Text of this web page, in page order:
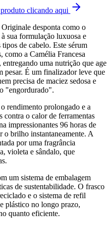
clicando aqui
desponta como o
sua formulação luxuosa e
de cabelo. Este sérum
como a Camélia Francesa
uma nutrição que age
pesar. É um finalizador leve que
precisa de maciez sedosa e
"engordurado".
rendimento prolongado e a
contra o calor de ferramentas
impressionantes 96 horas de
o brilho instantaneamente. A
por uma fragrância
violeta e sândalo, que
um sistema de embalagem
de sustentabilidade. O frasco
e o sistema de refil
plástico no longo prazo,
quanto eficiente.